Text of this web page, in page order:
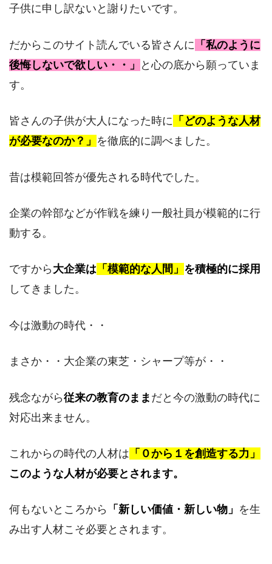
子供に申し訳ないと謝りたいです。
だからこのサイト読んでいる皆さんに 「私のように
後悔しないで欲しい・・」
と心の底から願っていま
す。
皆さんの子供が大人になった時に 「どのような人材
が必要なのか？」 を徹底的に調べました。
昔は模範回答が優先される時代でした。
企業の幹部などが作戦を練り一般社員が模範的に行
動する。
ですから 大企業は 「模範的な人間」 を積極的に採用
してきました。
今は激動の時代・・
まさか・・大企業の東芝・シャープ等が・・
残念ながら従来の教育のまま だと今の激動の時代に
対応出来ません。
これからの時代の人材は 「０から１を創造する力」
このような人材が必要とされます。
何もないところから 「新しい価値・新しい物」 を生
み出す人材こそ必要とされます。